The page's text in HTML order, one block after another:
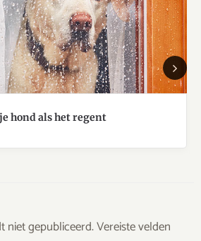
hond als het regent
Next
niet gepubliceerd.Vereiste velden